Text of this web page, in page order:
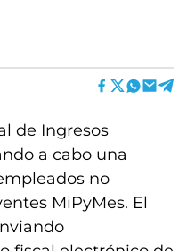
de Ingresos
a cabo una
no
MiPyMes. El